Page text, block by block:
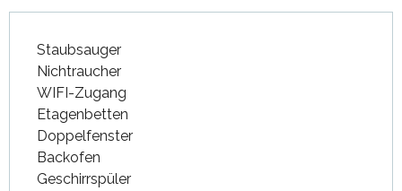
Staubsauger
Nichtraucher
WIFI-Zugang
Etagenbetten
Doppelfenster
Backofen
Geschirrspüler